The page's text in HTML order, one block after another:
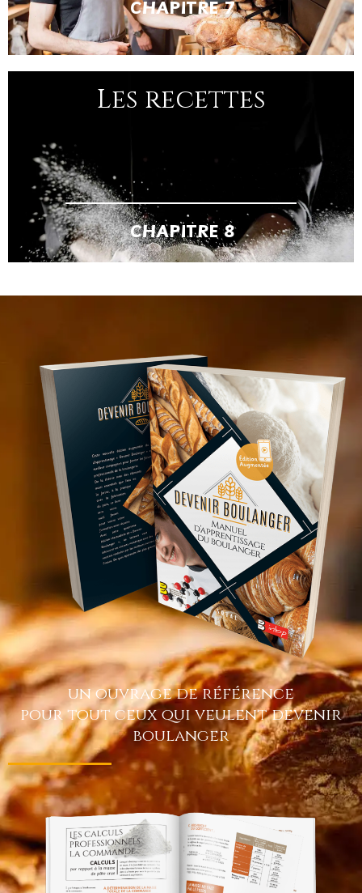
CHAPITRE 7
Les recettes
CHAPITRE 8
un ouvrage de référence
pour tout ceux qui veulent devenir
boulanger